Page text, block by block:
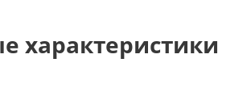
характеристики